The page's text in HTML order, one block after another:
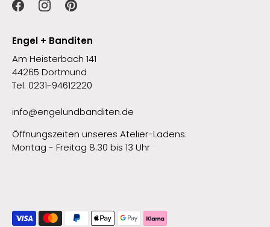
Engel + Banditen
Am Heisterbach 141
44265 Dortmund
Tel. 0231-94612220
info@engelundbanditen.de
Öffnungszeiten unseres Atelier-Ladens:
Montag - Freitag 8.30 bis 13 Uhr